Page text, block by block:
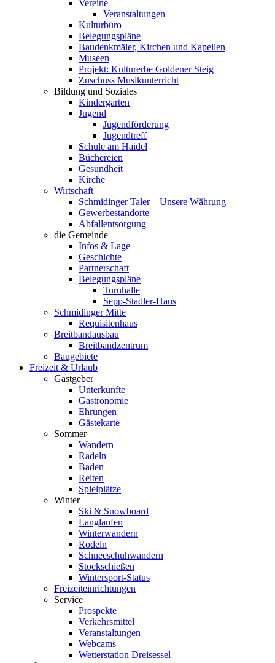
Vereine
Veranstaltungen
Kulturbüro
Belegungspläne
Baudenkmäler, Kirchen und Kapellen
Museen
Projekt: Kulturerbe Goldener Steig
Zuschuss Musikunterricht
Bildung und Soziales
Kindergarten
Jugend
Jugendförderung
Jugendtreff
Schule am Haidel
Büchereien
Gesundheit
Kirche
Wirtschaft
Schmidinger Taler – Unsere Währung
Gewerbestandorte
Abfallentsorgung
die Gemeinde
Infos & Lage
Geschichte
Partnerschaft
Belegungspläne
Turnhalle
Sepp-Stadler-Haus
Schmidinger Mitte
Requisitenhaus
Breitbandausbau
Breitbandzentrum
Baugebiete
Freizeit & Urlaub
Gastgeber
Unterkünfte
Gastronomie
Ehrungen
Gästekarte
Sommer
Wandern
Radeln
Baden
Reiten
Spielplätze
Winter
Ski & Snowboard
Langlaufen
Winterwandern
Rodeln
Schneeschuhwandern
Stockschießen
Wintersport-Status
Freizeit­einrichtungen
Service
Prospekte
Verkehrsmittel
Veranstaltungen
Webcams
Wetterstation Dreisessel